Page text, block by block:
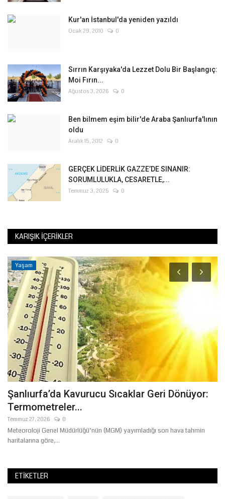
Kur'an İstanbul'da yeniden yazıldı
Ocak 29, 2010 0
Sırrın Karşıyaka'da Lezzet Dolu Bir Başlangıç:
Moi Fırın...
Ağustos 3, 2026 0
Ben bilmem eşim bilir'de Araba Şanlıurfa'lının
oldu
Aralık 15, 2012 0
GERÇEK LİDERLİK GAZZE’DE SINANIR:
SORUMLULUKLA, CESARETLE,...
Temmuz 3, 2025 0
KARIŞIK İÇERIKLER
Yaşam
Şanlıurfa’da Kavurucu Sıcaklar Geri Dönüyor:
Termometreler...
Temmuz 27, 2026 0
Meteoroloji Genel Müdürlüğü’nün (MGM) yayımladığı son hava tahmin
haritalarına göre,...
ETIKETLER